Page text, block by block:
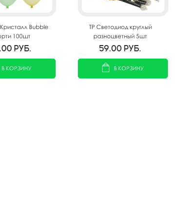
Bubble
100шт
руб.
В КОРЗИНУ
TP Светодиод круглый
разноцветный 5шт
59.00 руб.
В КОРЗИНУ